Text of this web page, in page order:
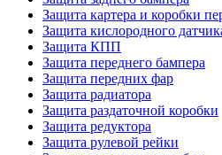
Защита картера и коробки
Защита кислородного
Защита КПП
Защита переднего бампера
Защита передних фар
Защита радиатора
Защита раздаточной коробки
Защита редуктора
Защита рулевой рейки